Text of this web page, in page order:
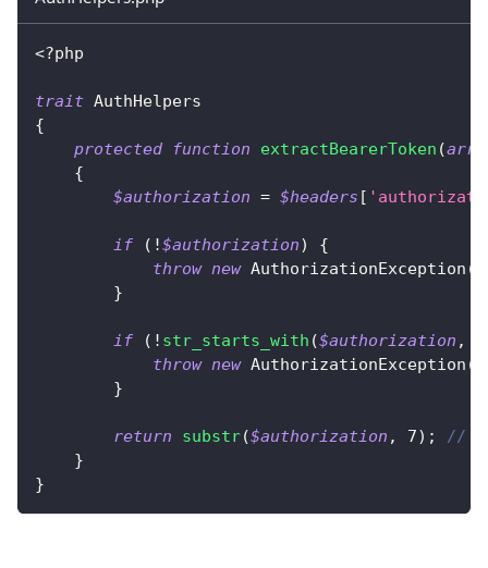
<?php
trait AuthHelpers
{
protected
function extractBearerToken (
{
$authorization = $headers [
if ( !$authorization)
{
throw new AuthorizationException (
}
if ( ! str_starts_with ($authorization ,
throw new AuthorizationException (
}
return substr($authorization , 7) ;
//
}
}